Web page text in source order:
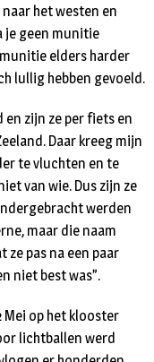
het westen en
je geen munitie
elders harder
lullig hebben gevoeld.
zijn ze per fiets en
Daar kreeg mijn
te vluchten en te
van wie. Dus zijn ze
werden
maar die naam
pas na een paar
niet best was”.
Mei op het klooster
lichtballen werd